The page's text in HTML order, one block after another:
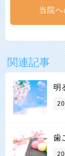
当院
関連記事
明
歯